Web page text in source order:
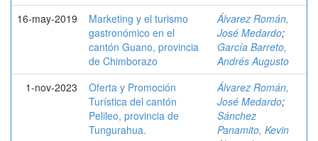
16-may-2019
Marketing y el turismo
gastronómico en el
cantón Guano, provincia
de Chimborazo
Álvarez Román,
José Medardo;
García Barreto,
Andrés Augusto
1-nov-2023
Oferta y Promoción
Turística del cantón
Pelileo, provincia de
Tungurahua.
Álvarez Román,
José Medardo;
Sánchez
Panamito, Kevin